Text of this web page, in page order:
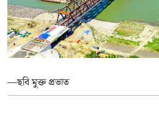
—ছবি মুক্ত প্রভাত